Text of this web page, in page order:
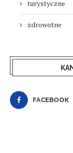
turystyczne
zdrowotne
FACEBOOK